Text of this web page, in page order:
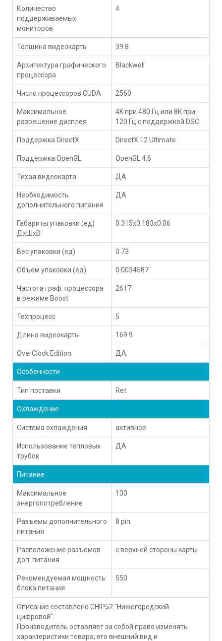
Количество
поддерживаемых
мониторов
4
Толщина видеокарты 39.8
Архитектура графического
процессора
Blackwell
Число процессоров CUDA 2560
Максимальное
разрешение дисплея
4K при 480 Гц или 8K при
120 Гц с поддержкой DSC
Поддержка DirectX DirectX 12 Ultimate
Поддержка OpenGL OpenGL 4.6
Тихая видеокарта ДА
Необходимость
дополнительного питания
ДА
Габариты упаковки (ед)
ДхШхВ
0.315x0.183x0.06
Вес упаковки (ед) 0.73
Объем упаковки (ед) 0.0034587
Частота граф. процессора
в режиме Boost
2617
Техпроцесс 5
Длина видеокарты 169.9
OverClock Edition ДА
Особенности
Тип поставки Ret
Охлаждение
Система охлаждения активное
Использование тепловых
трубок
ДА
Питание
Максимальное
энергопотребление
130
Разъемы дополнительного
питания
8 pin
Расположение разъемов
доп. питания
с верхней стороны карты
Рекомендуемая мощность
блока питания
550
Описание составлено CHIP52 "Нижегородский
цифровой".
Производитель оставляет за собой право изменять
характеристики товара, его внешний вид и